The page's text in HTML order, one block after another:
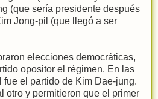
(que sería presidente después
Jong-pil (que llegó a ser
elecciones democráticas,
opositor el régimen. En las
el partido de Kim Dae-jung.
otro y permitieron que el primer